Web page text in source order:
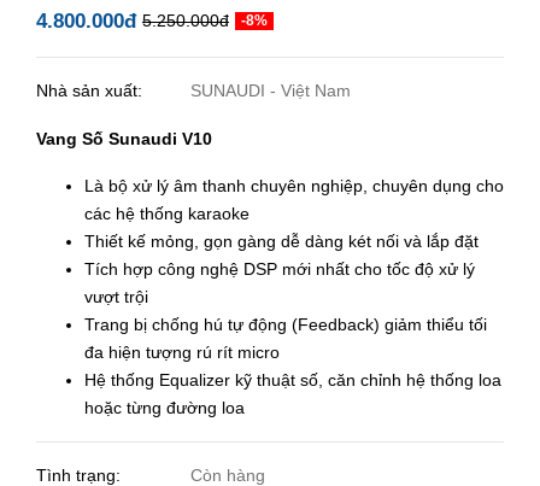
4.800.000đ 5.250.000đ -8%
Nhà sản xuất: SUNAUDI - Việt Nam
Vang Số Sunaudi V10
Là bộ xử lý âm thanh chuyên nghiệp, chuyên dụng cho
các hệ thống karaoke
Thiết kế mỏng, gọn gàng dễ dàng két nối và lắp đặt
Tích hợp công nghệ DSP mới nhất cho tốc độ xử lý
vượt trội
Trang bị chống hú tự động (Feedback) giảm thiểu tối
đa hiện tượng rú rít micro
Hệ thống Equalizer kỹ thuật số, căn chỉnh hệ thống loa
hoặc từng đường loa
Tình trạng: Còn hàng